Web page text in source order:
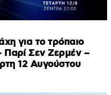
για το τρόπαιο
Παρί Σεν Ζερμέν –
12 Αυγούστου